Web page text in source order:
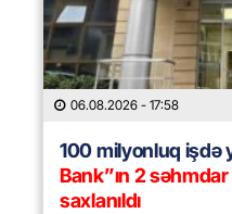
06.08.2026 - 17:58
100 milyonluq işdə
Bank”ın 2
saxlanıldı